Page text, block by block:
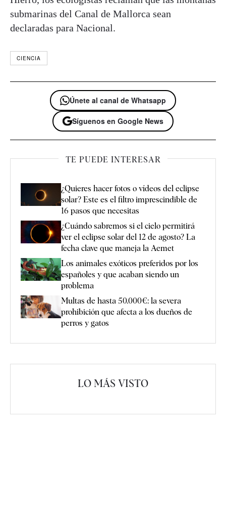
submarinas del Canal de Mallorca sean
declaradas para Nacional.
CIENCIA
Únete al canal de Whatsapp
Síguenos en Google News
TE PUEDE INTERESAR
¿Quieres hacer fotos o vídeos del eclipse
solar? Este es el filtro imprescindible de
16 pasos que necesitas
¿Cuándo sabremos si el cielo permitirá
ver el eclipse solar del 12 de agosto? La
fecha clave que maneja la Aemet
Los animales exóticos preferidos por los
españoles y que acaban siendo un
problema
Multas de hasta 50.000€: la severa
prohibición que afecta a los dueños de
perros y gatos
LO MÁS VISTO